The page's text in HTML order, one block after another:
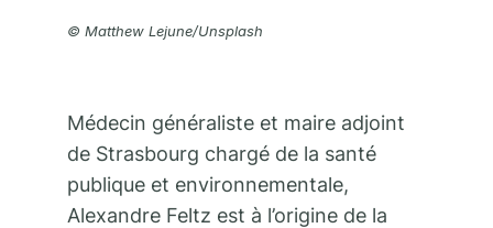
© Matthew Lejune/Unsplash
Médecin généraliste et maire adjoint
de Strasbourg chargé de la santé
publique et environnementale,
Alexandre Feltz est à l’origine de la